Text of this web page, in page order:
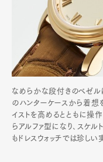
なめらかな段付きのベゼ
のハンターケースから着想
イストを高めるとともに操
らアルファ型になり､スケ
もドレスウォッチでは珍し